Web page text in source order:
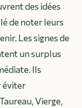
des idées
de noter leurs
Les signes de
un surplus
Ils
éviter
Vierge,